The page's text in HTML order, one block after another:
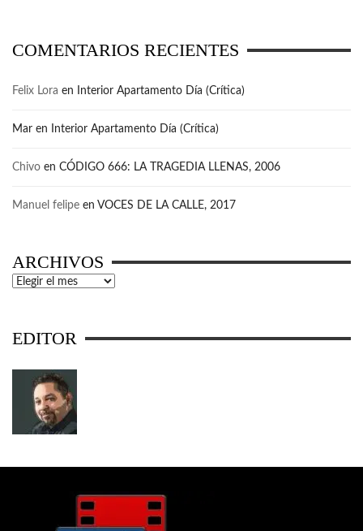
COMENTARIOS RECIENTES
Felix Lora en Interior Apartamento Día (Crítica)
Mar en Interior Apartamento Día (Crítica)
Chivo en CÓDIGO 666: LA TRAGEDIA LLENAS, 2006
Manuel felipe en VOCES DE LA CALLE, 2017
ARCHIVOS
Archivos
EDITOR